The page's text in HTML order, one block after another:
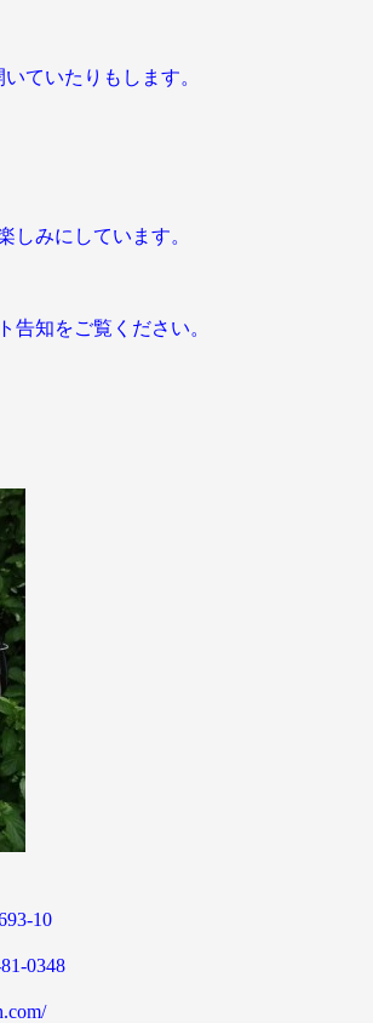
ていたりもします。
しみにしています。
告知をご覧ください。
10
0348